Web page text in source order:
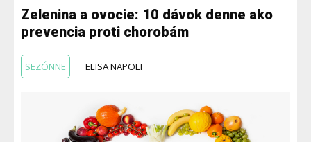
Zelenina a ovocie: 10 dávok denne ako
prevencia proti chorobám
SEZÓNNE ELISA NAPOLI